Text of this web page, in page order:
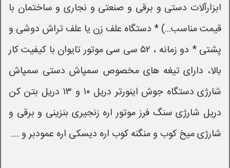
ابزارآلات دستی و برقی و صنعتی و نجاری و ساختمان با
قیمت مناسب...) * دستگاه علف زن یا علف تراش دوشی و
پشتی * دو زمانه ، ۵۲ سی سی موتور تایوان با کیفیت کار
بالا، دارای تیغه های مخصوص سمپاش دستی سمپاش
شارژی دستگاه جوش اینورتر دریل ۱۰ و ۱۳ دریل بتن کن
دریل شارژی سنگ فرز موتور اره زنجیری بنزینی و برقی و
شارژی میخ کوب و منگنه کوب اره دیسکی اره عمودبر و ....